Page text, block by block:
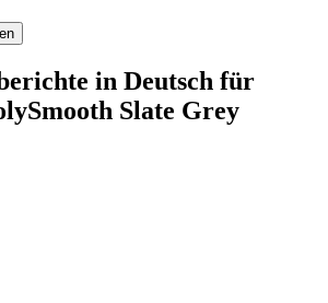
in Deutsch für
Slate Grey